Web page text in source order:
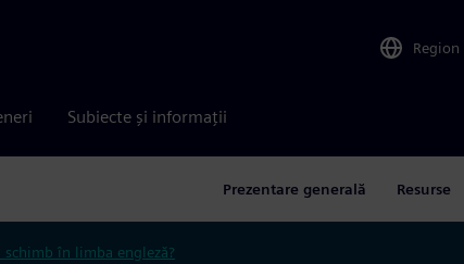
Region
Subiecte și informații
Prezentare generală Resurse
în limba engleză?